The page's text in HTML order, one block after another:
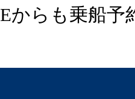
からも乗船予